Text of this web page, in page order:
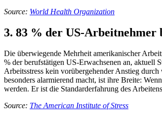
Source: World Health Organization
3. 83 % der US-Arbeitnehmer
Die überwiegende Mehrheit amerikanischer
% der berufstätigen US-Erwachsenen an, aktuell
Arbeitsstress kein vorübergehender Anstieg
besonders alarmierend macht, ist ihre Breite:
werden. Er ist die Standarderfahrung des
Source: The American Institute of Stress